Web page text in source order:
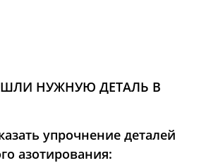
НУЖНУЮ ДЕТАЛЬ В
упрочнение деталей
азотирования: